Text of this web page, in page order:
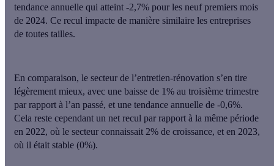
tendance annuelle qui atteint -2,7% pour les neuf premiers mois
de 2024. Ce recul impacte de manière similaire les entreprises
de toutes tailles.
En comparaison, le secteur de l’entretien-rénovation s’en tire
légèrement mieux, avec une baisse de 1% au troisième trimestre
par rapport à l’an passé, et une tendance annuelle de -0,6%.
Cela reste cependant un net recul par rapport à la même période
en 2022, où le secteur connaissait 2% de croissance, et en 2023,
où il était stable (0%).